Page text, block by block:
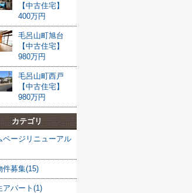
【中古住宅】
400万円
毛呂山町旭台
【中古住宅】
980万円
毛呂山町西戸
【中古住宅】
980万円
カテゴリ
ページリニューアル
件募集(15)
アパート(1)